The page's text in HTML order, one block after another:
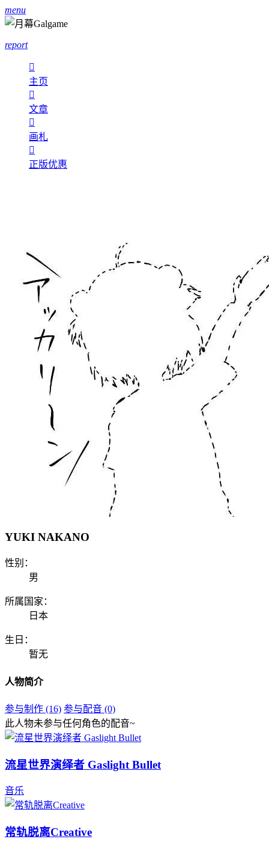
menu
report

主页

文章

画札

正版优惠
YUKI NAKANO
性别：
男
所属国家：
日本
生日：
暂无
人物简介
参与制作 (16) 参与配音 (0)
此人物未参与任何角色的配音~
流星世界演绎者 Gaslight Bullet
音乐
常轨脱离Creative